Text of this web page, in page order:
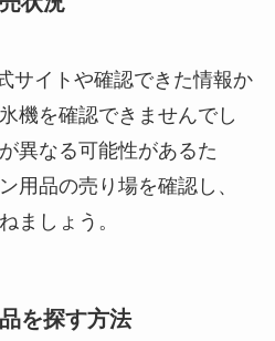
サイトや確認できた情報か
機を確認できませんでし
異なる可能性があるた
用品の売り場を確認し、
ましょう。
を探す方法